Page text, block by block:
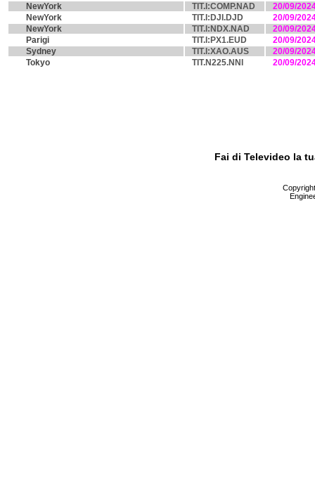
NewYork
TIT.I:COMP.NAD
20/09/
NewYork
TIT.I:DJI.DJD
20/09/
NewYork
TIT.I:NDX.NAD
20/09/
Parigi
TIT.I:PX1.EUD
20/09/
Sydney
TIT.I:XAO.AUS
20/09/
Tokyo
TIT.N225.NNI 20/09/
Fai di Televideo la